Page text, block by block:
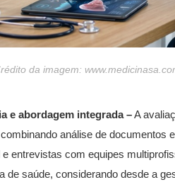
da imagem:
e abordagem integrada –A
análise de documentos
entrevistas com equipes
de saúde, considerando desde a